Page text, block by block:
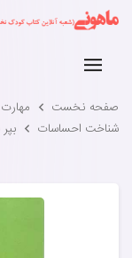
صفحه نخست
شناخت احساسات